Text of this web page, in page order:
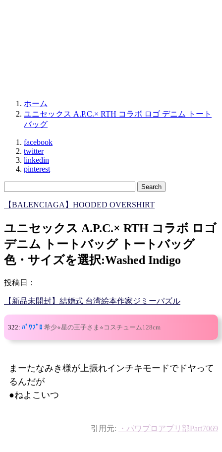
ホーム
ユニセックス A.P.C.× RTH コラボ ロゴ デニム トート
バッグ
facebook
twitter
linkedin
pinterest
【BALENCIAGA】HOODED OVERSHIRT
ユニセックス A.P.C.× RTH コラボ ロゴ
デニム トートバッグ トートバッグ
色・サイズを選択:Washed Indigo
投稿日：
【新品未開封】結婚式 台湾絵本作家ジミーパズル
322: ﾊﾟﾜﾌﾟﾛ 希少⭐︎星の王子さま⭐︎コスチューム128cm
まーたなみき様が上振れインチキモードでドヤって
るんだが
●ねよこいつ
引用元: ・パワプロアプリ部Part7069